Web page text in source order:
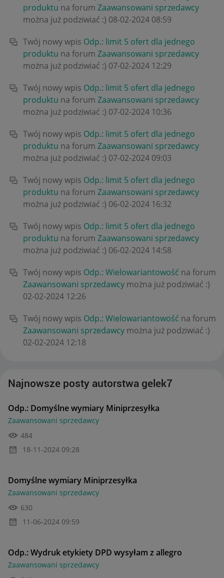
produktu na forum Zaawansowani sprzedawcy
można już podziwiać :) ‎08-02-2024 08:59
Twój nowy wpis Odp.: limit 5 ofert dla jednego
produktu na forum Zaawansowani sprzedawcy
można już podziwiać :) ‎07-02-2024 12:29
Twój nowy wpis Odp.: limit 5 ofert dla jednego
produktu na forum Zaawansowani sprzedawcy
można już podziwiać :) ‎07-02-2024 10:36
Twój nowy wpis Odp.: limit 5 ofert dla jednego
produktu na forum Zaawansowani sprzedawcy
można już podziwiać :) ‎07-02-2024 09:03
Twój nowy wpis Odp.: limit 5 ofert dla jednego
produktu na forum Zaawansowani sprzedawcy
można już podziwiać :) ‎06-02-2024 16:32
Twój nowy wpis Odp.: limit 5 ofert dla jednego
produktu na forum Zaawansowani sprzedawcy
można już podziwiać :) ‎06-02-2024 14:58
Twój nowy wpis Odp.: Wielowariantowość na forum
Zaawansowani sprzedawcy można już podziwiać :)
‎02-02-2024 12:26
Twój nowy wpis Odp.: Wielowariantowość na forum
Zaawansowani sprzedawcy można już podziwiać :)
‎02-02-2024 12:18
Najnowsze posty autorstwa gelek7
Odp.: Domyślne wymiary Miniprzesyłka
Zaawansowani sprzedawcy
484
‎18-11-2024 09:28
Domyślne wymiary Miniprzesyłka
Zaawansowani sprzedawcy
630
‎11-06-2024 09:59
Odp.: Wydruk etykiety DPD wysyłam z allegro
Zaawansowani sprzedawcy